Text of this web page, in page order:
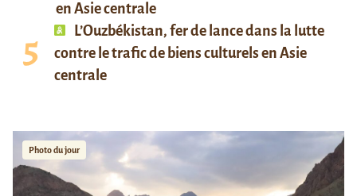
en Asie centrale
L’Ouzbékistan, fer de lance dans la lutte
contre le trafic de biens culturels en Asie
centrale
Photo du jour